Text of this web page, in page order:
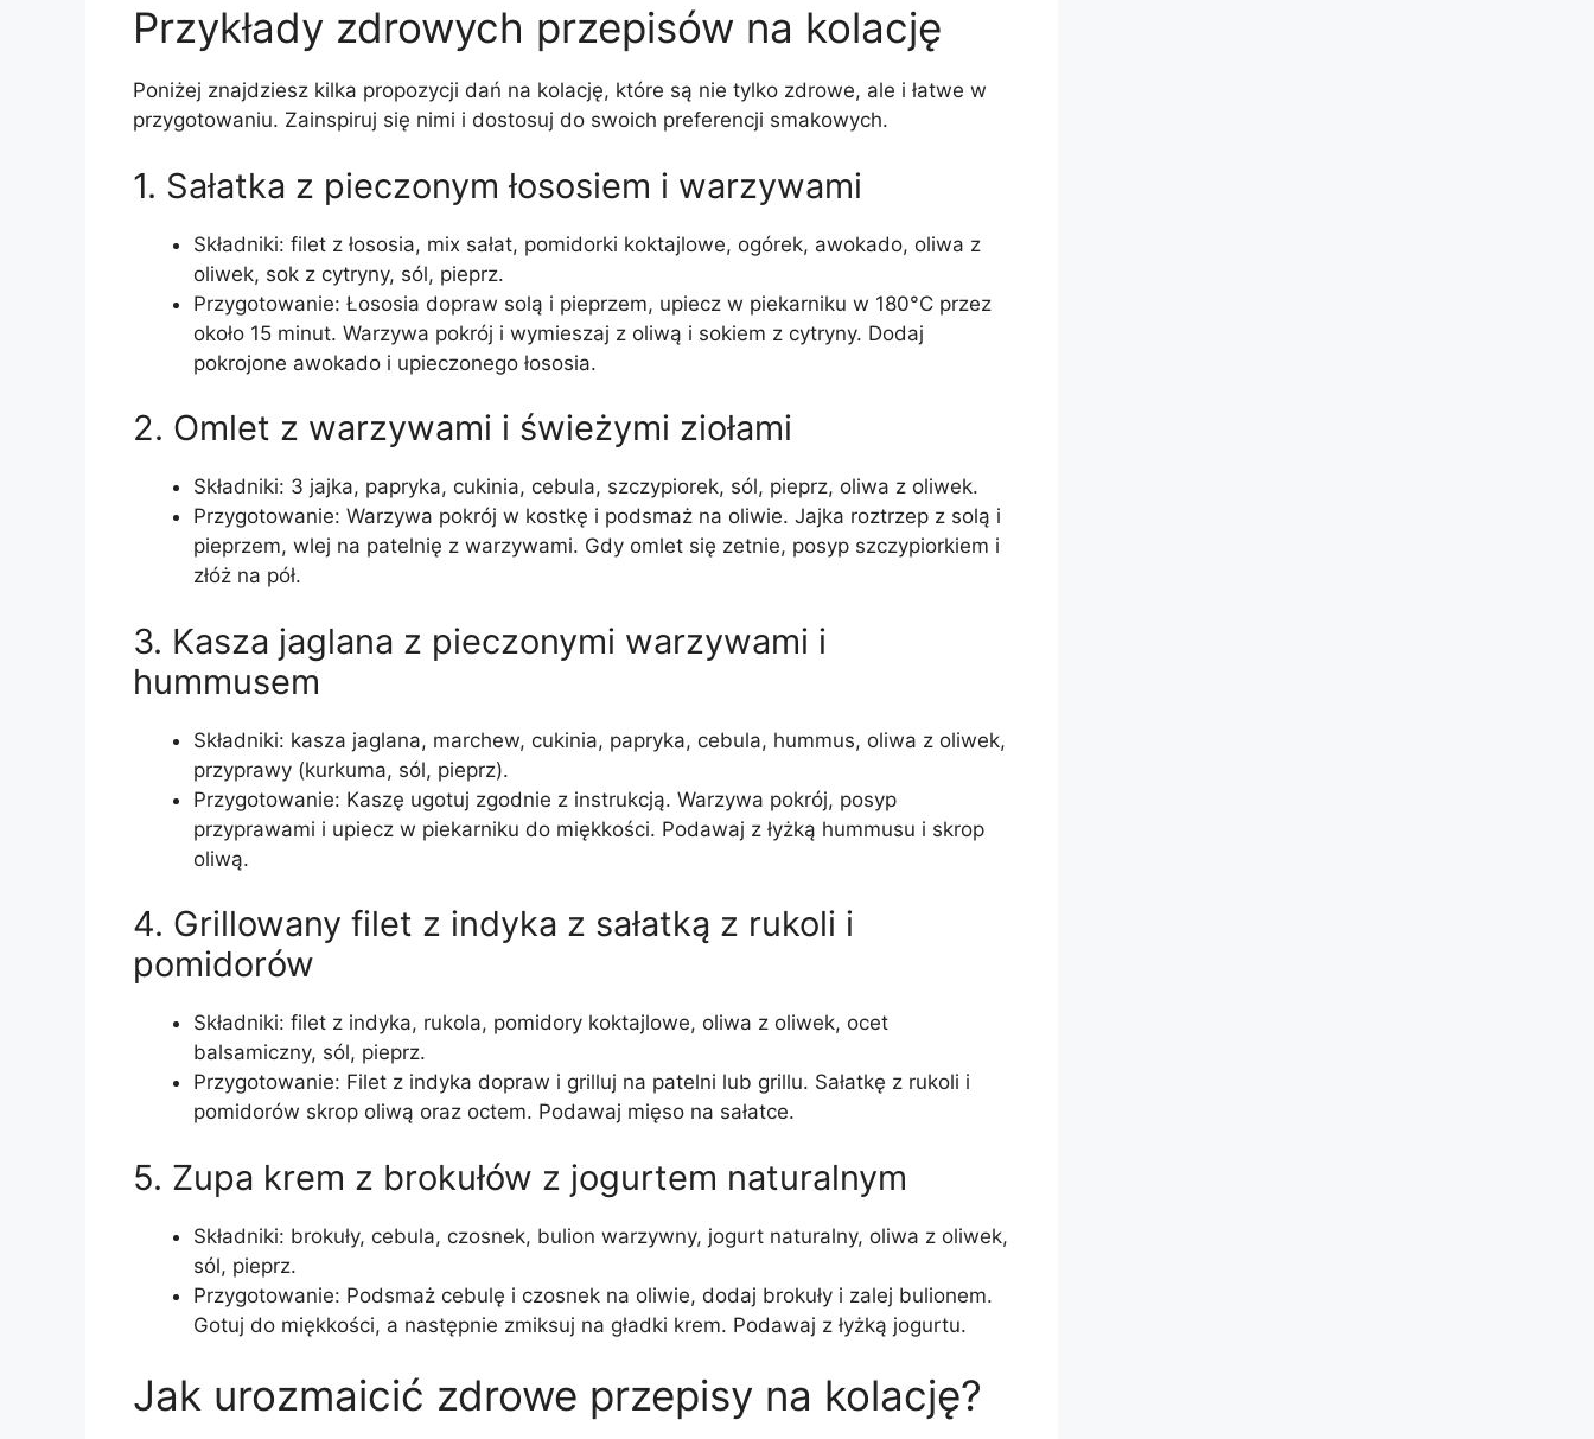
Przykłady zdrowych przepisów na kolację
Poniżej znajdziesz kilka propozycji dań na kolację, które są nie tylko zdrowe, ale i łatwe w
przygotowaniu. Zainspiruj się nimi i dostosuj do swoich preferencji smakowych.
1. Sałatka z pieczonym łososiem i warzywami
Składniki: filet z łososia, mix sałat, pomidorki koktajlowe, ogórek, awokado, oliwa z
oliwek, sok z cytryny, sól, pieprz.
Przygotowanie: Łososia dopraw solą i pieprzem, upiecz w piekarniku w 180°C przez
około 15 minut. Warzywa pokrój i wymieszaj z oliwą i sokiem z cytryny. Dodaj
pokrojone awokado i upieczonego łososia.
2. Omlet z warzywami i świeżymi ziołami
Składniki: 3 jajka, papryka, cukinia, cebula, szczypiorek, sól, pieprz, oliwa z oliwek.
Przygotowanie: Warzywa pokrój w kostkę i podsmaż na oliwie. Jajka roztrzep z solą i
pieprzem, wlej na patelnię z warzywami. Gdy omlet się zetnie, posyp szczypiorkiem i
złóż na pół.
3. Kasza jaglana z pieczonymi warzywami i
hummusem
Składniki: kasza jaglana, marchew, cukinia, papryka, cebula, hummus, oliwa z oliwek,
przyprawy (kurkuma, sól, pieprz).
Przygotowanie: Kaszę ugotuj zgodnie z instrukcją. Warzywa pokrój, posyp
przyprawami i upiecz w piekarniku do miękkości. Podawaj z łyżką hummusu i skrop
oliwą.
4. Grillowany filet z indyka z sałatką z rukoli i
pomidorów
Składniki: filet z indyka, rukola, pomidory koktajlowe, oliwa z oliwek, ocet
balsamiczny, sól, pieprz.
Przygotowanie: Filet z indyka dopraw i grilluj na patelni lub grillu. Sałatkę z rukoli i
pomidorów skrop oliwą oraz octem. Podawaj mięso na sałatce.
5. Zupa krem z brokułów z jogurtem naturalnym
Składniki: brokuły, cebula, czosnek, bulion warzywny, jogurt naturalny, oliwa z oliwek,
sól, pieprz.
Przygotowanie: Podsmaż cebulę i czosnek na oliwie, dodaj brokuły i zalej bulionem.
Gotuj do miękkości, a następnie zmiksuj na gładki krem. Podawaj z łyżką jogurtu.
Jak urozmaicić zdrowe przepisy na kolację?